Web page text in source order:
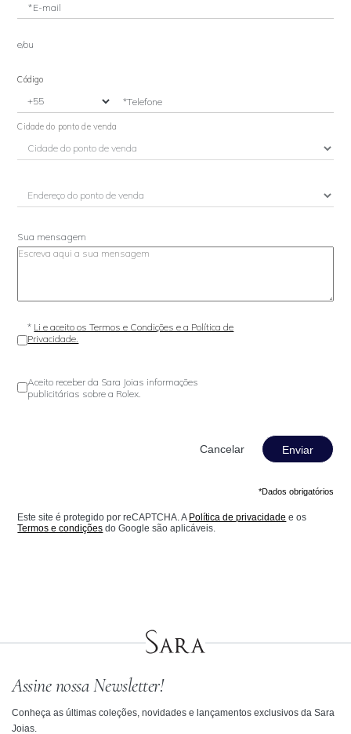
*E-mail
e/ou
Código
*Telefone
Cidade do ponto de venda
Sua mensagem
* Li e aceito os Termos e Condições e a Política de
Privacidade.
Aceito receber da Sara Joias informações
publicitárias sobre a Rolex.
Enviar
*Dados obrigatórios
Este site é protegido por reCAPTCHA. A Política de privacidade e os
Termos e condições do Google são aplicáveis.
Assine nossa Newsletter!
Conheça as últimas coleções, novidades e lançamentos exclusivos da Sara
Joias.